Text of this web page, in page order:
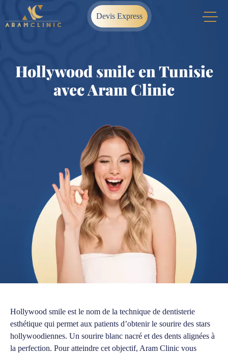
Devis Express
Hollywood smile en Tunisie
avec Aram Clinic
Hollywood smile est le nom de la technique de dentisterie
esthétique qui permet aux patients d’obtenir le sourire des stars
hollywoodiennes. Un sourire blanc nacré et des dents alignées à
la perfection. Pour atteindre cet objectif, Aram Clinic vous